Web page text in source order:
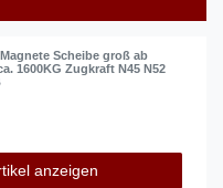
Scheibe groß ab
1600KG Zugkraft N45 N52
anzeigen